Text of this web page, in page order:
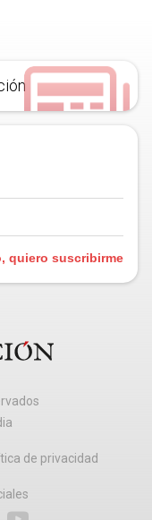
quiero suscribirme
de privacidad